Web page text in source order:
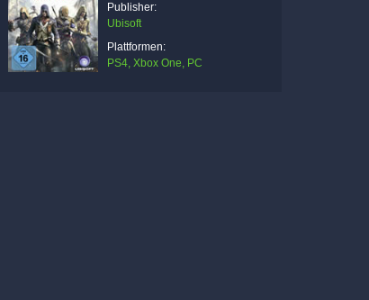
Publisher:
Ubisoft
Plattformen:
PS4, Xbox One, PC